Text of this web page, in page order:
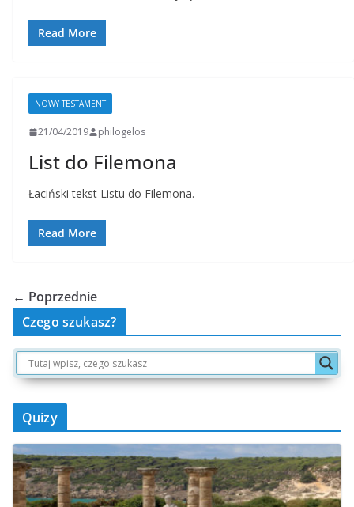
Read More
NOWY TESTAMENT
21/04/2019 philogelos
List do Filemona
Łaciński tekst Listu do Filemona.
Read More
← Poprzednie
Czego szukasz?
Quizy